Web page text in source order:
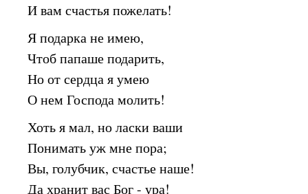
И вам счастья пожелать!
Я подарка не имею,
Чтоб папаше подарить,
Но от сердца я умею
О нем Господа молить!
Хоть я мал, но ласки ваши
Понимать уж мне пора;
Вы, голубчик, счастье наше!
Да хранит вас Бог - ура!